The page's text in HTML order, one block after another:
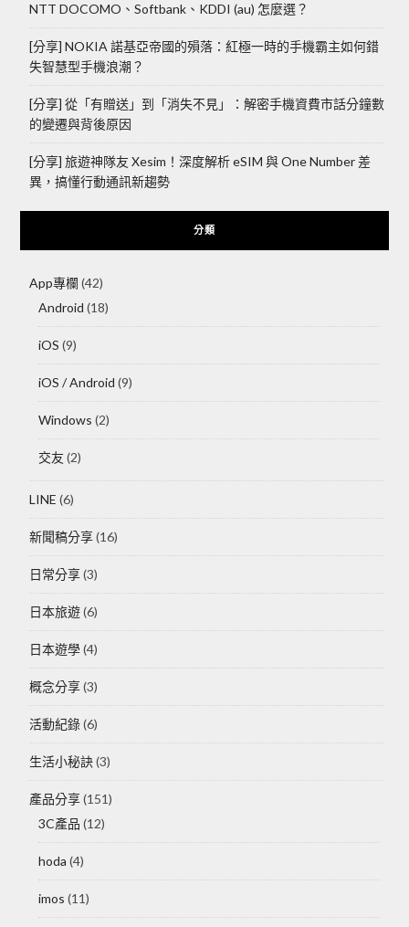
NTT DOCOMO、Softbank、KDDI (au) 怎麼選？
[分享] NOKIA 諾基亞帝國的殞落：紅極一時的手機霸主如何錯
失智慧型手機浪潮？
[分享] 從「有贈送」到「消失不見」：解密手機資費市話分鐘數
的變遷與背後原因
[分享] 旅遊神隊友 Xesim！深度解析 eSIM 與 One Number 差
異，搞懂行動通訊新趨勢
分類
App專欄 (42)
Android (18)
iOS (9)
iOS / Android (9)
Windows (2)
交友 (2)
LINE (6)
新聞稿分享(16)
日常分享(3)
日本旅遊(6)
日本遊學(4)
概念分享(3)
活動紀錄(6)
生活小秘訣(3)
產品分享(151)
3C產品 (12)
hoda (4)
imos (11)